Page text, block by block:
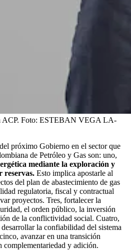
ACP. Foto: ESTEBAN VEGA LA-
próximo Gobierno en el sector que
de Petróleo y Gas son: uno,
mediante la exploración y
reservas. Esto implica apostarle al
del plan de abastecimiento de gas
regulatoria, fiscal y contractual
proyectos. Tres, fortalecer la
el orden público, la inversión
de la conflictividad social. Cuatro,
la confiabilidad del sistema
avanzar en una transición
complementariedad y adición.